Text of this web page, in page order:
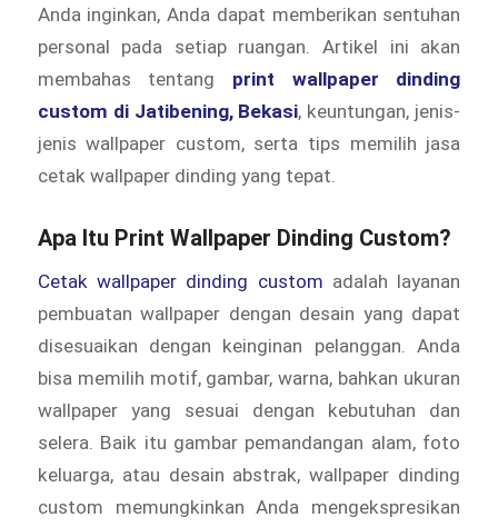
Anda inginkan, Anda dapat memberikan sentuhan
personal pada setiap ruangan. Artikel ini akan
membahas tentang print wallpaper dinding
custom di Jatibening, Bekasi, keuntungan, jenis-
jenis wallpaper custom, serta tips memilih jasa
cetak wallpaper dinding yang tepat.
Apa Itu Print Wallpaper Dinding Custom?
Cetak wallpaper dinding custom adalah layanan
pembuatan wallpaper dengan desain yang dapat
disesuaikan dengan keinginan pelanggan. Anda
bisa memilih motif, gambar, warna, bahkan ukuran
wallpaper yang sesuai dengan kebutuhan dan
selera. Baik itu gambar pemandangan alam, foto
keluarga, atau desain abstrak, wallpaper dinding
custom memungkinkan Anda mengekspresikan